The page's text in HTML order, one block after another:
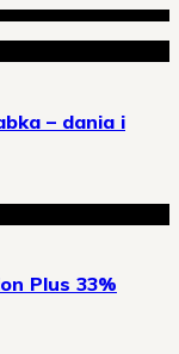
– dania i
Plus 33%